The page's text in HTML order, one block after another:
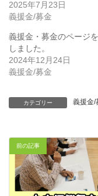
2025年7月23日
義援金/募金
義援金・募金のページ
しました。
2024年12月24日
義援金/募金
カテゴリー 義援金/
前の記事